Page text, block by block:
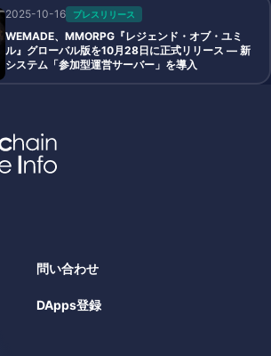
2025-10-16 プレスリリース
WEMADE、MMORPG『レジェンド・オブ・ユミ
ル』グローバル版を10月28日に正式リリース ― 新
システム「参加型運営サーバー」を導入
問い合わせ
DApps登録